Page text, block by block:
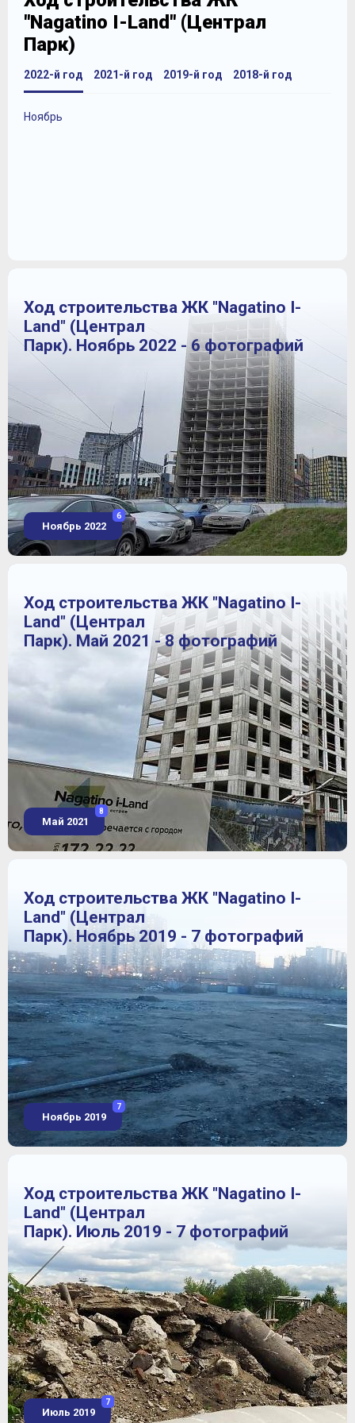
"Nagatino I-Land" (Централ
Парк)
2022-й год
Ноябрь
2021-й год 2019-й год 2018-й год
Ход строительства ЖК "Nagatino I-
Land" (Централ
Парк). Ноябрь 2022 - 6 фотографий
Ноябрь 2022
6
Ход строительства ЖК "Nagatino I-
Land" (Централ
Парк). Май 2021 - 8 фотографий
Май 2021
8
Ход строительства ЖК "Nagatino I-
Land" (Централ
Парк). Ноябрь 2019 - 7 фотографий
Ноябрь 2019
7
Ход строительства ЖК "Nagatino I-
Land" (Централ
Парк). Июль 2019 - 7 фотографий
Июль 2019
7